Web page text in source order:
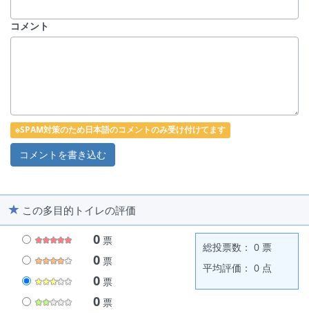
コメント
※SPAM対策のため日本語のコメントのみ受け付けてます
この多目的トイレの評価
0 票
0 票
0 票
0 票
総投票数： 0 票
平均評価： 0 点